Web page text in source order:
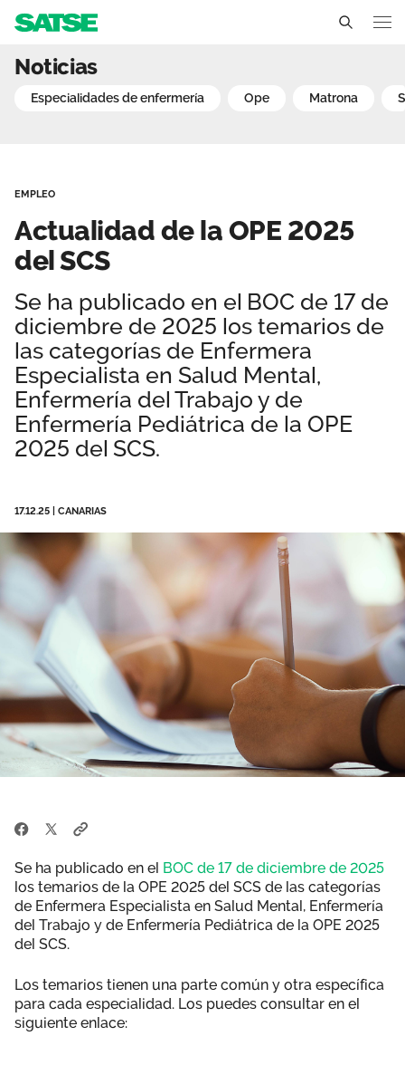
Delegados Sindicales
Estructura organizativa
Secciones sindicales
Servicios
Ventajas
Actualidad
Sala de prensa
Noticias
Espacio profesional
Empleo
Publicaciones
Vídeos
Canarias
Contáctanos
Área privada
Actualidad de la OPE
Noticias
especialidades de enfermería ope matrona
EMPLEO
Actualidad de la OPE 2025
del SCS
Se ha publicado en el BOC de 17 de
diciembre de 2025 los temarios de
las categorías de Enfermera
Especialista en Salud Mental,
Enfermería del Trabajo y de
Enfermería Pediátrica de la OPE
2025 del SCS.
17.12.25 CANARIAS
Se ha publicado en el BOC de 17 de diciembre de 2025
los temarios de la OPE 2025 del SCS de las categorías
de Enfermera Especialista en Salud Mental, Enfermería
del Trabajo y de Enfermería Pediátrica de la OPE 2025
del SCS.
Los temarios tienen una parte común y otra específica
para cada especialidad. Los puedes consultar en el
siguiente enlace: